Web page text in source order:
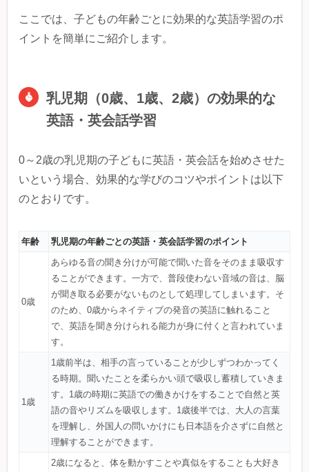
ここでは、子どもの年齢ごとに効果的な英語学習のポ
イントを簡単にご紹介します。
乳児期（0歳、1歳、2歳）の効果的な
英語・英会話学習
0～2歳の乳児期の子どもに英語・英会話を始めさせた
いという場合、効果的な学びのコツやポイントは以下
のとおりです。
年齢 乳児期の年齢ごとの英語・英会話学習のポイント
0歳
あらゆる音の聞き分けが可能で聞いた音をそのまま吸収す
ることができます。一方で、普段使わない音域の音は、脳
が聞き取る必要がないものとして処理してしまいます。そ
のため、0歳からネイティブの発音の英語に触れること
で、英語を聞き分けられる能力が身に付くと言われていま
す。
1歳
1歳前半は、相手の言っていることが少しずつわかってく
る時期。聞いたことを柔らかい頭で吸収し蓄積していきま
す。1歳の時期に英語での働きかけをすることで自然と英
語の音やリズムを吸収します。1歳後半では、大人の言葉
を理解し、外国人の問いかけにも日本語を介さずに自然と
理解することができます。
2歳になると、体を動かすことや真似をすることも大好き